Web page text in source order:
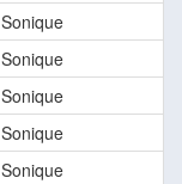
Sonique
Sonique
Sonique
Sonique
Sonique